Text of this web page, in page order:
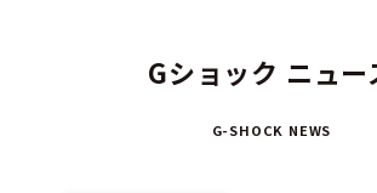
Gショック ニュー
G-SHOCK NEWS